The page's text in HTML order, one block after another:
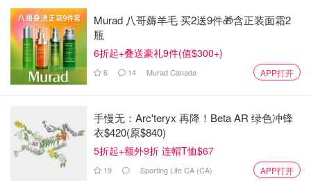
Murad 八哥薅羊毛 买2送9件🎁含正装面霜2
瓶
6折起+叠送豪礼9件(值$300+)
6 14 Murad Canada APP打开
手慢无：Arc'teryx 再降！Beta AR 绿色冲锋
衣$420(原$840)
5折起+额外9折 连帽T恤$67
19 Sporting Life CA (CA) APP打开